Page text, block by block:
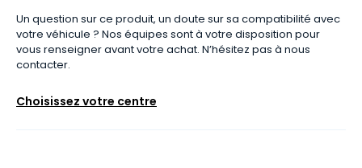
Un question sur ce produit, un doute sur sa compatibilité avec
votre véhicule ? Nos équipes sont à votre disposition pour
vous renseigner avant votre achat. N’hésitez pas à nous
contacter.
Choisissez votre centre